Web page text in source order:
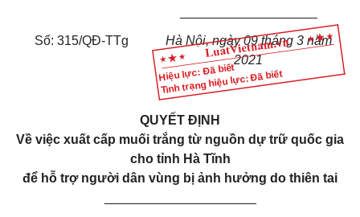
Hiệu lực: Đã biết
Tình trạng hiệu lực: Đã biết
Số: 315/QĐ-TTg
Hà Nội, ngày 09 tháng 3 năm
2021
QUYẾT ĐỊNH
Về việc xuất cấp muối trắng từ nguồn dự trữ quốc gia
cho tỉnh Hà Tĩnh
để hỗ trợ người dân vùng bị ảnh hưởng do thiên tai